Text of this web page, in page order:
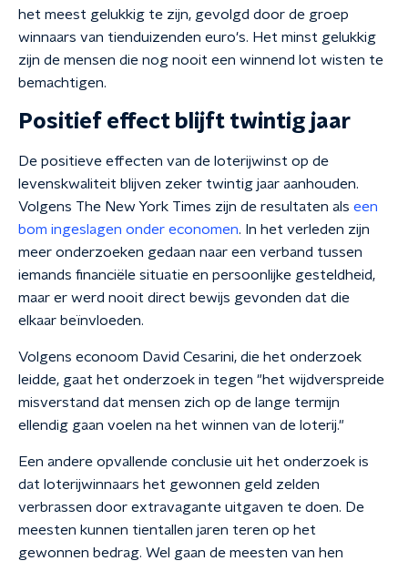
het meest gelukkig te zijn, gevolgd door de groep
winnaars van tienduizenden euro's. Het minst gelukkig
zijn de mensen die nog nooit een winnend lot wisten te
bemachtigen.
Positief effect blijft twintig jaar
De positieve effecten van de loterijwinst op de
levenskwaliteit blijven zeker twintig jaar aanhouden.
Volgens The New York Times zijn de resultaten als een
bom ingeslagen onder economen. In het verleden zijn
meer onderzoeken gedaan naar een verband tussen
iemands financiële situatie en persoonlijke gesteldheid,
maar er werd nooit direct bewijs gevonden dat die
elkaar beïnvloeden.
Volgens econoom David Cesarini, die het onderzoek
leidde, gaat het onderzoek in tegen "het wijdverspreide
misverstand dat mensen zich op de lange termijn
ellendig gaan voelen na het winnen van de loterij."
Een andere opvallende conclusie uit het onderzoek is
dat loterijwinnaars het gewonnen geld zelden
verbrassen door extravagante uitgaven te doen. De
meesten kunnen tientallen jaren teren op het
gewonnen bedrag. Wel gaan de meesten van hen